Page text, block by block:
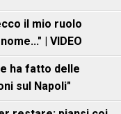
il mio ruolo
| VIDEO
ha fatto delle
sul Napoli"